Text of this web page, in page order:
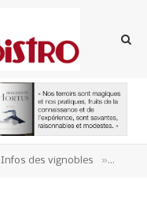
Infos des vignobles »